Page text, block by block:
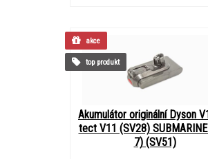
Akumulátor originální Dyson
tect V11 (SV28)
7) (SV51)
akce
top produkt